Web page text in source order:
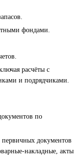
фондами.
расчёты с
и подрядчиками.
по
документов
накладные, акты